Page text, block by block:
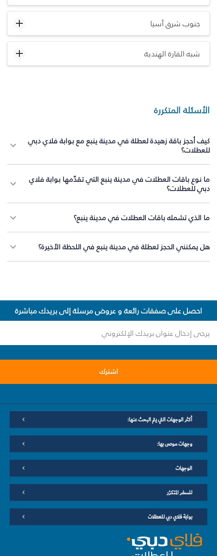
جنوب شرق آسيا
شبه القارة الهندية
الأسئلة المتكررة
كيف أحجز باقة زهيدة لعطلة في مدينة ينبع مع بوابة فلاي دبي
للعطلات؟
ما نوع باقات العطلات في مدينة ينبع التي تقدّمها بوابة فلاي
دبي للعطلات؟
ما الذي تشمله باقات العطلات في مدينة ينبع؟
هل يمكنني الحجز لعطلة في مدينة ينبع في اللحظة الأخيرة؟
احصل على صفقات رائعة و عروض مرسلة إلى بريدك مباشرة
اشترك
أكثر الوجهات التي يتم البحث عنها:
وجهات موصى بها:
الوجهات
للسفر المتكرّر
بوابة فلاي دبي للعطلات